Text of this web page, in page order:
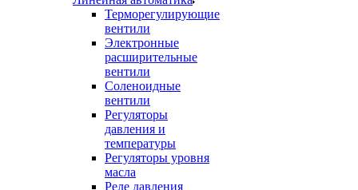
Терморегулирующие
вентили
Электронные
расширительные
вентили
Соленоидные
вентили
Регуляторы
давления и
температуры
Регуляторы уровня
масла
Реле давления